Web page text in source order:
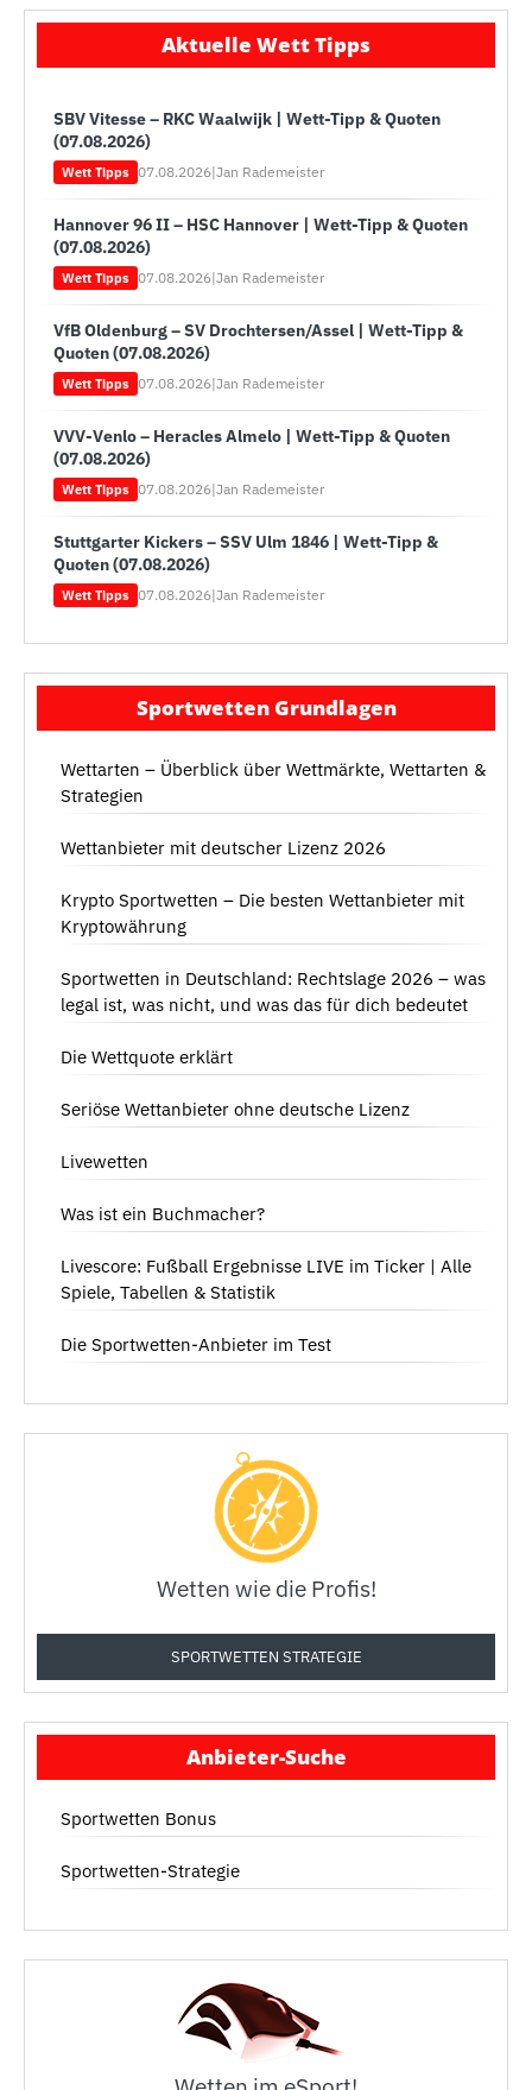
Aktuelle Wett Tipps
SBV Vitesse – RKC Waalwijk | Wett-Tipp & Quoten
(07.08.2026)
Wett Tipps 07.08.2026|Jan Rademeister
Hannover 96 II – HSC Hannover | Wett-Tipp & Quoten
(07.08.2026)
Wett Tipps 07.08.2026|Jan Rademeister
VfB Oldenburg – SV Drochtersen/Assel | Wett-Tipp &
Quoten (07.08.2026)
Wett Tipps 07.08.2026|Jan Rademeister
VVV-Venlo – Heracles Almelo | Wett-Tipp & Quoten
(07.08.2026)
Wett Tipps 07.08.2026|Jan Rademeister
Stuttgarter Kickers – SSV Ulm 1846 | Wett-Tipp &
Quoten (07.08.2026)
Wett Tipps 07.08.2026|Jan Rademeister
Sportwetten Grundlagen
Wettarten – Überblick über Wettmärkte, Wettarten &
Strategien
Wettanbieter mit deutscher Lizenz 2026
Krypto Sportwetten – Die besten Wettanbieter mit
Kryptowährung
Sportwetten in Deutschland: Rechtslage 2026 – was
legal ist, was nicht, und was das für dich bedeutet
Die Wettquote erklärt
Seriöse Wettanbieter ohne deutsche Lizenz
Livewetten
Was ist ein Buchmacher?
Livescore: Fußball Ergebnisse LIVE im Ticker | Alle
Spiele, Tabellen & Statistik
Die Sportwetten-Anbieter im Test
Wetten wie die Profis!
SPORTWETTEN STRATEGIE
Anbieter-Suche
Sportwetten Bonus
Sportwetten-Strategie